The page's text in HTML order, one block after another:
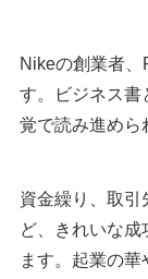
Nikeの創業者
す。ビジネス書
覚で読み進めら
資金繰り、取引
ど、きれいな
ます。起業の